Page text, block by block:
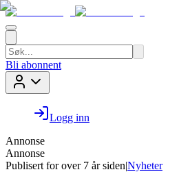
Bli abonnent
Logg inn
Annonse
Annonse
Publisert for over 7 år siden|Nyheter